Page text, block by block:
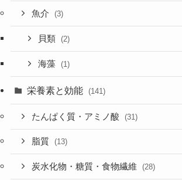
魚介 (3)
貝類 (2)
海藻 (1)
栄養素と効能 (141)
たんぱく質・アミノ酸 (31)
脂質 (13)
炭水化物・糖質・食物繊維 (28)